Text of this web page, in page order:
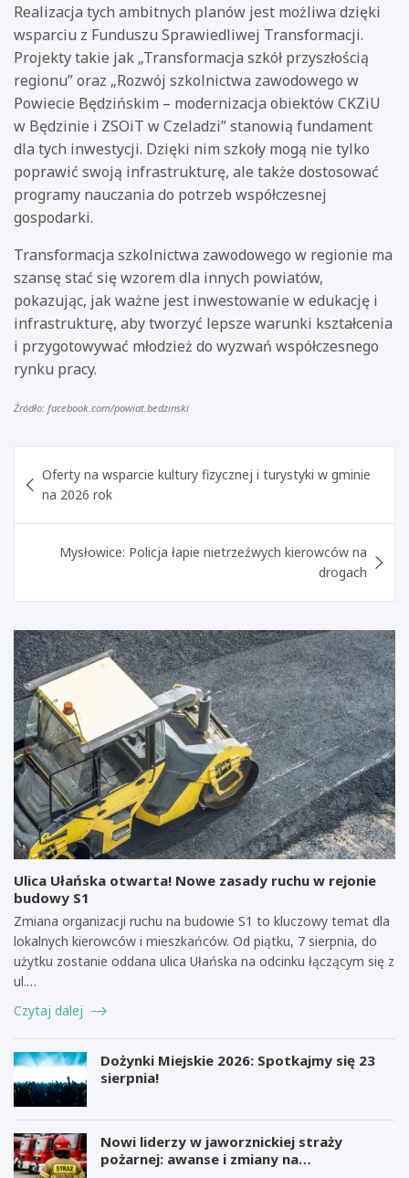
Realizacja tych ambitnych planów jest możliwa dzięki
wsparciu z Funduszu Sprawiedliwej Transformacji.
Projekty takie jak „Transformacja szkół przyszłością
regionu” oraz „Rozwój szkolnictwa zawodowego w
Powiecie Będzińskim – modernizacja obiektów CKZiU
w Będzinie i ZSOiT w Czeladzi” stanowią fundament
dla tych inwestycji. Dzięki nim szkoły mogą nie tylko
poprawić swoją infrastrukturę, ale także dostosować
programy nauczania do potrzeb współczesnej
gospodarki.
Transformacja szkolnictwa zawodowego w regionie ma
szansę stać się wzorem dla innych powiatów,
pokazując, jak ważne jest inwestowanie w edukację i
infrastrukturę, aby tworzyć lepsze warunki kształcenia
i przygotowywać młodzież do wyzwań współczesnego
rynku pracy.
Źródło: facebook.com/powiat.bedzinski
wpisu
Oferty na wsparcie kultury fizycznej i turystyki w gminie
na 2026 rok
Mysłowice: Policja łapie nietrzeźwych kierowców na
drogach
Ulica Ułańska otwarta! Nowe zasady ruchu w rejonie
budowy S1
Zmiana organizacji ruchu na budowie S1 to kluczowy temat dla
lokalnych kierowców i mieszkańców. Od piątku, 7 sierpnia, do
użytku zostanie oddana ulica Ułańska na odcinku łączącym się z
ul.…
Czytaj dalej
Dożynki Miejskie 2026: Spotkajmy się 23
sierpnia!
Nowi liderzy w jaworznickiej straży
pożarnej: awanse i zmiany na